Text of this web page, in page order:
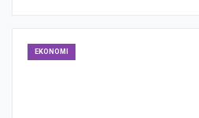
EKONOMI